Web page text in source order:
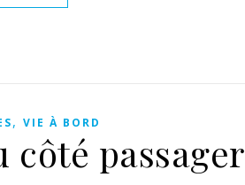
, VIE À BORD
côté passager